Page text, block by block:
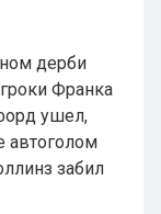
дерби
Франка
ушел,
автоголом
забил